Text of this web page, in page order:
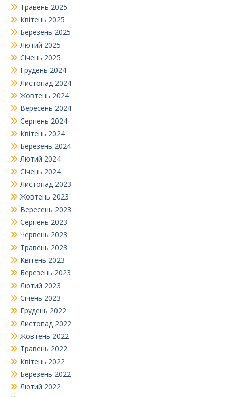
Травень 2025
Квітень 2025
Березень 2025
Лютий 2025
Січень 2025
Грудень 2024
Листопад 2024
Жовтень 2024
Вересень 2024
Серпень 2024
Квітень 2024
Березень 2024
Лютий 2024
Січень 2024
Листопад 2023
Жовтень 2023
Вересень 2023
Серпень 2023
Червень 2023
Травень 2023
Квітень 2023
Березень 2023
Лютий 2023
Січень 2023
Грудень 2022
Листопад 2022
Жовтень 2022
Травень 2022
Квітень 2022
Березень 2022
Лютий 2022